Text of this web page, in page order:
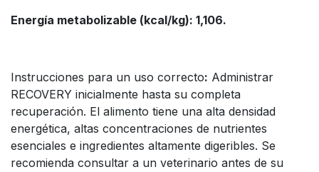
Energía metabolizable (kcal/kg): 1,106.
Instrucciones para un uso correcto: Administrar
RECOVERY inicialmente hasta su completa
recuperación. El alimento tiene una alta densidad
energética, altas concentraciones de nutrientes
esenciales e ingredientes altamente digeribles. Se
recomienda consultar a un veterinario antes de su